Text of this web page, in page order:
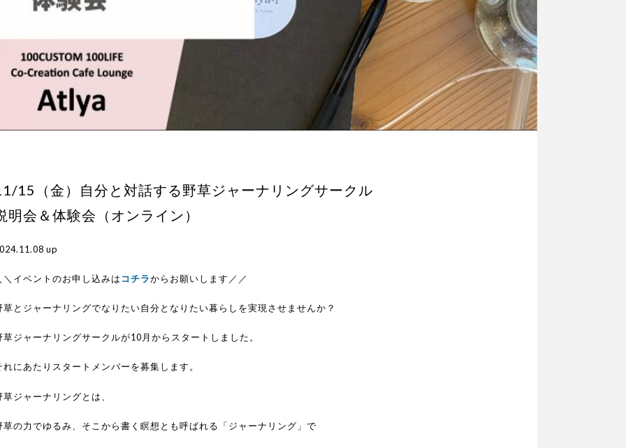
15（金）自分と対話する野草ジャーナリングサークル
明会＆体験会（オンライン）
up
＼イベントのお申し込みは コチラからお願いします／／
草とジャーナリングでなりたい自分となりたい暮らしを実現させませんか？
草ジャーナリングサークルが10月からスタートしました。
れにあたりスタートメンバーを募集します。
草ジャーナリングとは、
草の力でゆるみ、そこから書く瞑想とも呼ばれる「ジャーナリング」で